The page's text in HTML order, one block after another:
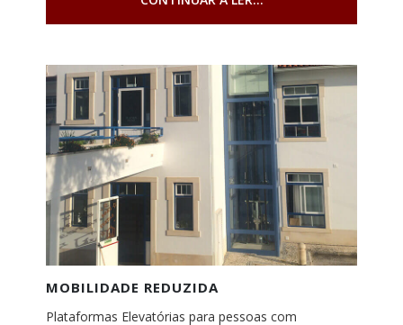
MOBILIDADE REDUZIDA
Plataformas Elevatórias para pessoas com